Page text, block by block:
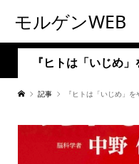
モルゲンWEB
『ヒトは「いじめ」
記事 『ヒトは「いじめ」を